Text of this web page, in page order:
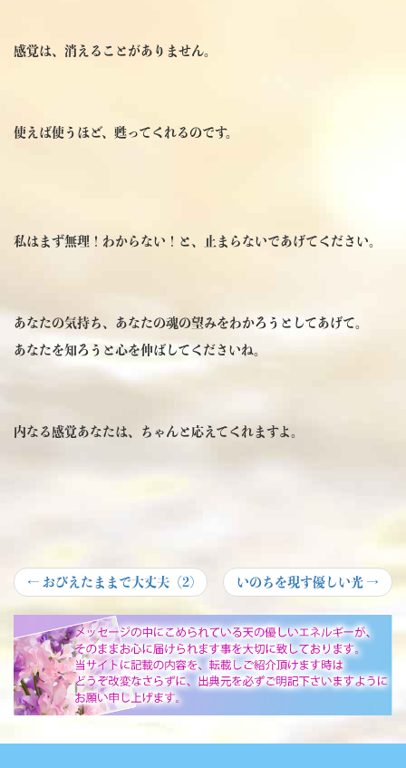
感覚は、消えることがありません。
使えば使うほど、甦ってくれるのです。
私はまず無理！わからない！と、止まらないであげてください。
あなたの気持ち、あなたの魂の望みをわかろうとしてあげて。
あなたを知ろうと心を伸ばしてくださいね。
内なる感覚あなたは、ちゃんと応えてくれますよ。
投
稿
ナ
ビ
ゲ
← Previous
post:
おびえたままで大丈夫（2)
Next
post:
いのちを現す優しい光 →